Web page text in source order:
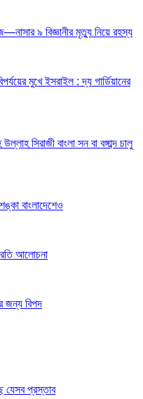
৯ বিজ্ঞানীর মৃত্যু নিয়ে রহস্য
মুখে ইসরাইল : দ্য গার্ডিয়ানের
সিরাজী বাংলা সন বা বঙ্গাব্দ চালু
বাংলাদেশেও
আলোচনা
জন্য বিপদ
যেসব প্রস্তাব